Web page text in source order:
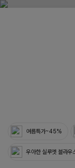
여름특가~45%
우아한 실루엣 블라우